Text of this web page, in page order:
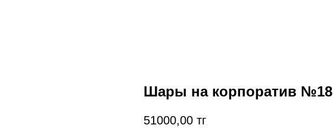
Шары на корпоратив №18
51000,00 тг